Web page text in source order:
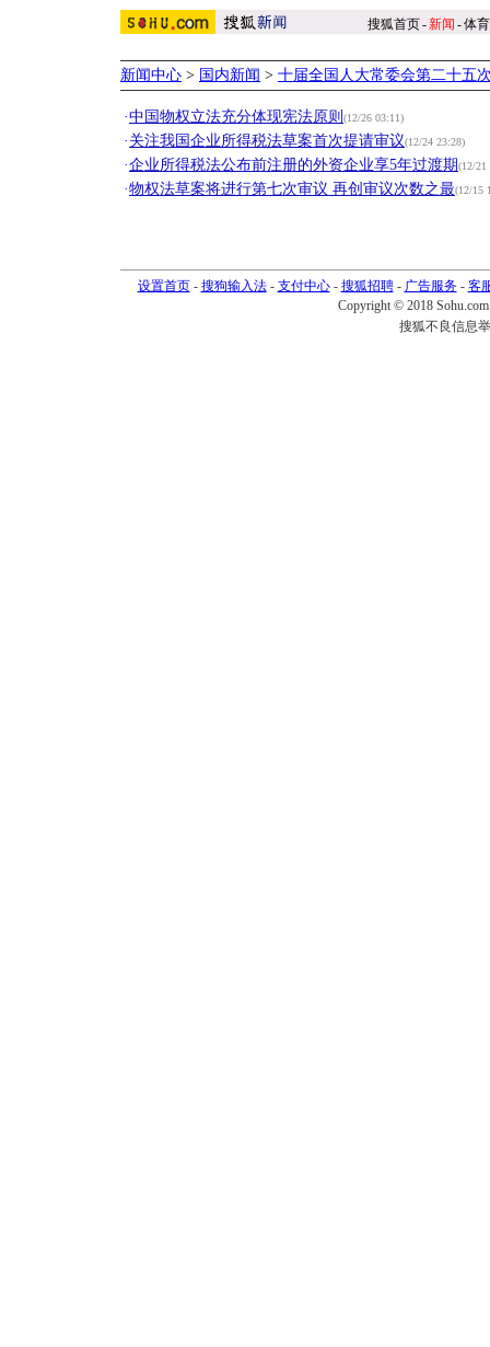
搜狐首页-新闻 -体育
新闻中心 > 国内新闻 > 十届全国人大常委会第二十五
·中国物权立法充分体现宪法原则 (12/26 03:11)
· 关注我国企业所得税法草案首次提请审议(12/24 23:28)
·企业所得税法公布前注册的外资企业享5年过渡期(12/21
·物权法草案将进行第七次审议 再创审议次数之最(12/15
设置首页- 搜狗输入法- 支付中心- 搜狐招聘- 广告服务- 客
Copyright © 2018
搜狐不良信息